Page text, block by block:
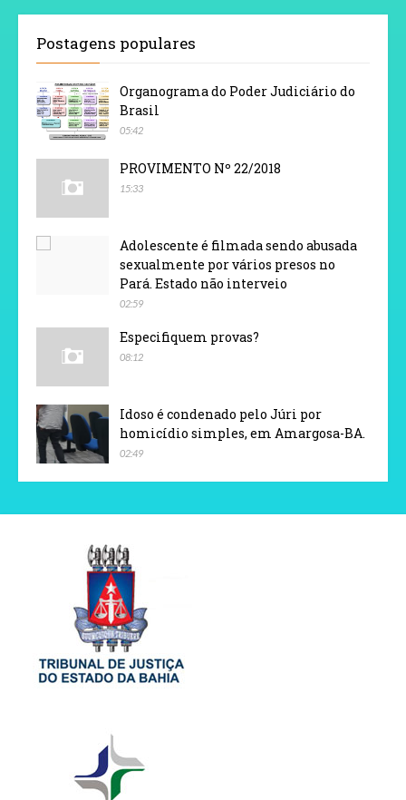
Postagens populares
Organograma do Poder Judiciário do
Brasil
05:42
PROVIMENTO Nº 22/2018
15:33
Adolescente é filmada sendo abusada
sexualmente por vários presos no
Pará. Estado não interveio
02:59
Especifiquem provas?
08:12
Idoso é condenado pelo Júri por
homicídio simples, em Amargosa-BA.
02:49